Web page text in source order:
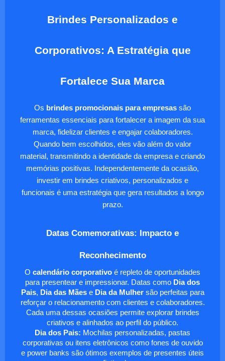
Brindes Personalizados e
Corporativos: A Estratégia que
Fortalece Sua Marca
Os brindes promocionais para empresas são
ferramentas essenciais para fortalecer a imagem da sua
marca, fidelizar clientes e engajar colaboradores.
Quando bem escolhidos, eles vão além do valor
material, transmitindo a identidade da empresa e criando
memórias positivas. Independentemente da ocasião,
investir em brindes criativos, personalizados e
funcionais é uma estratégia que gera resultados a longo
prazo.
Datas Comemorativas: Impacto e
Reconhecimento
O calendário corporativo é repleto de oportunidades
para presentear e impressionar. Datas como Dia dos
Pais, Dia das Mãese Dia da Mulhersão perfeitas para
reforçar o relacionamento com clientes e colaboradores.
Cada uma dessas ocasiões permite explorar brindes
criativos e alinhados ao perfil do público.
Dia dos Pais: Mochilas personalizadas, pastas
corporativas ou itens eletrônicos como fones de ouvido
e power banks são ótimos exemplos de presentes úteis